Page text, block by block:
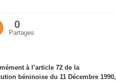
0
Partages
à l’article 72 de la
béninoise du 11 Décembre 1990,